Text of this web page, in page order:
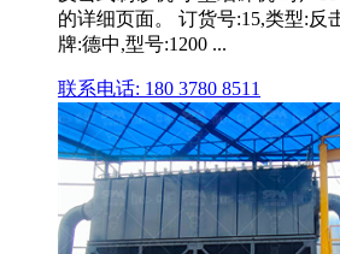
的详细页面。 订货号:15,类型:反
牌:德中,型号:1200 ...
联系电话: 180 3780 8511